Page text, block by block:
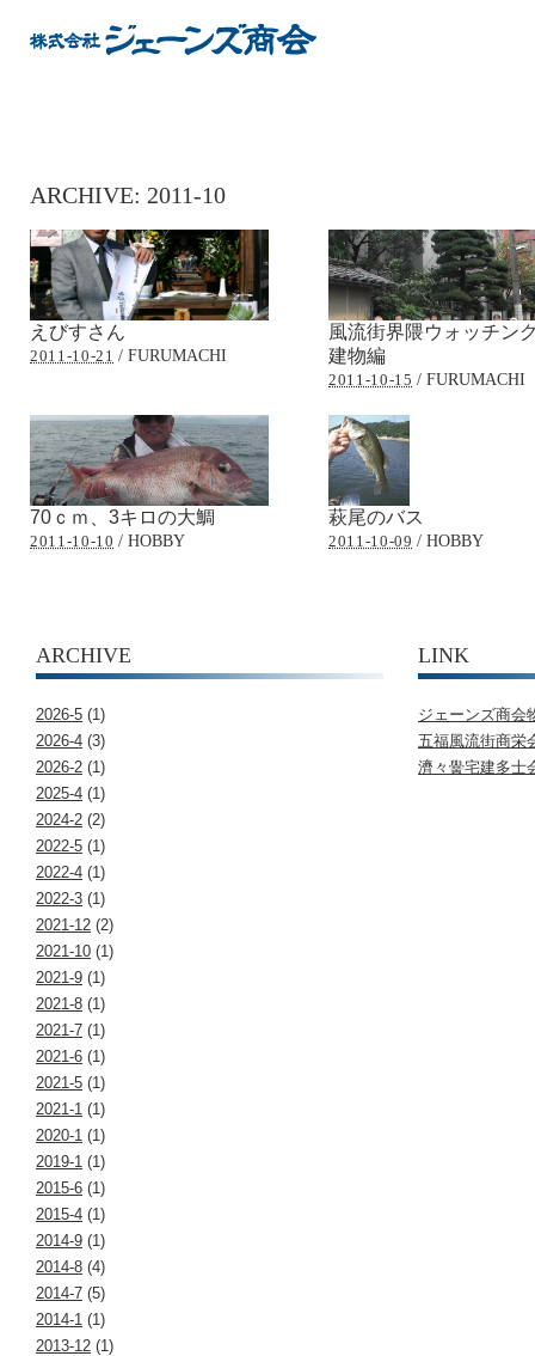
ARCHIVE: 2011-10
えびすさん
2011-10-21 /FURUMACHI
風流街界隈ウォッチ
建物編
2011-10-15 /FURUMACHI
70ｃｍ、3キロの大鯛
2011-10-10 /HOBBY
萩尾のバス
2011-10-09 /HOBBY
ARCHIVE
2026-5 (1)
2026-4 (3)
2026-2 (1)
2025-4 (1)
2024-2 (2)
2022-5 (1)
2022-4 (1)
2022-3 (1)
2021-12 (2)
2021-10 (1)
2021-9 (1)
2021-8 (1)
2021-7 (1)
2021-6 (1)
2021-5 (1)
2021-1 (1)
2020-1 (1)
2019-1 (1)
2015-6 (1)
2015-4 (1)
2014-9 (1)
2014-8 (4)
2014-7 (5)
2014-1 (1)
2013-12 (1)
LINK
ジェーンズ商会
五福風流街商栄
濟々黌宅建多士